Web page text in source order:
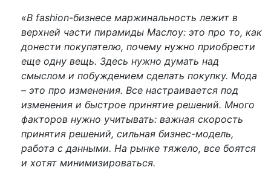
«В fashion-бизнесе маржинальность лежит в
верхней части пирамиды Маслоу: это про то, как
донести покупателю, почему нужно приобрести
еще одну вещь. Здесь нужно думать над
смыслом и побуждением сделать покупку. Мода
– это про изменения. Все настраивается под
изменения и быстрое принятие решений. Много
факторов нужно учитывать: важная скорость
принятия решений, сильная бизнес-модель,
работа с данными. На рынке тяжело, все боятся
и хотят минимизироваться.